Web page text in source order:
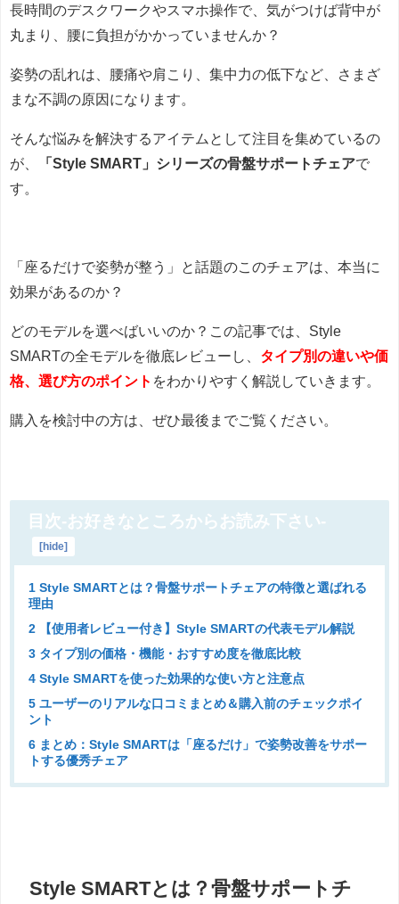
長時間のデスクワークやスマホ操作で、気がつけば背中が
丸まり、腰に負担がかかっていませんか？
姿勢の乱れは、腰痛や肩こり、集中力の低下など、さまざ
まな不調の原因になります。
そんな悩みを解決するアイテムとして注目を集めているの
が、
「Style SMART」シリーズの骨盤サポートチェアで
す。
「座るだけで姿勢が整う」と話題のこのチェアは、本当に
効果があるのか？
どのモデルを選べばいいのか？この記事では、Style
SMARTの全モデルを徹底レビューし、 タイプ別の違いや価
格、選び方のポイント をわかりやすく解説していきます。
購入を検討中の方は、ぜひ最後までご覧ください。
目次-お好きなところからお読み下さい-
[hide]
1 Style SMARTとは？骨盤サポートチェアの特徴と選ばれる
理由
2 【使用者レビュー付き】Style SMARTの代表モデル解説
3 タイプ別の価格・機能・おすすめ度を徹底比較
4 Style SMARTを使った効果的な使い方と注意点
5 ユーザーのリアルな口コミまとめ＆購入前のチェックポイ
ント
6 まとめ：Style SMARTは「座るだけ」で姿勢改善をサポー
トする優秀チェア
Style SMARTとは？骨盤サポートチ